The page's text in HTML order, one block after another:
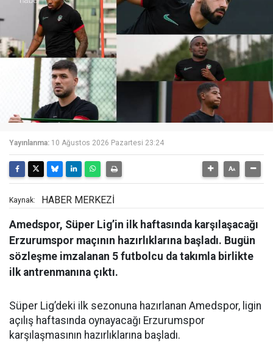
Yayınlanma: 10 Ağustos 2026 Pazartesi 23:24
Kaynak: HABER MERKEZİ
Amedspor, Süper Lig’in ilk haftasında karşılaşacağı
Erzurumspor maçının hazırlıklarına başladı. Bugün
sözleşme imzalanan 5 futbolcu da takımla birlikte
ilk antrenmanına çıktı.
Süper Lig’deki ilk sezonuna hazırlanan Amedspor, ligin
açılış haftasında oynayacağı Erzurumspor
karşılaşmasının hazırlıklarına başladı.